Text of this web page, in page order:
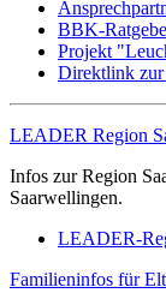
BBK-
Projekt
Direktlink zur
LEADER Region
Infos zur Region
Saarwellingen.
LEADER-
Familieninfos für